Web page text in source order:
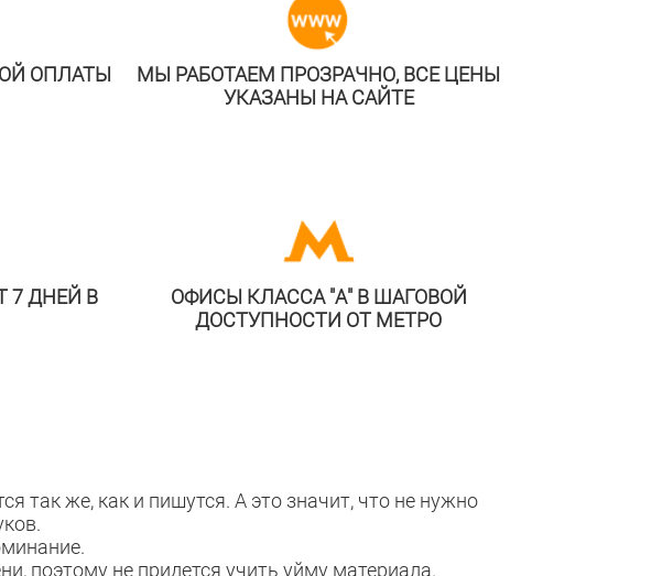
ОПЛАТЫ
МЫ РАБОТАЕМ ПРОЗРАЧНО, ВСЕ ЦЕНЫ
УКАЗАНЫ НА САЙТЕ
7 ДНЕЙ В
ОФИСЫ КЛАССА "А" В ШАГОВОЙ
ДОСТУПНОСТИ ОТ МЕТРО
так же, как и пишутся. А это значит, что не нужно
поэтому не придется учить уйму материала.